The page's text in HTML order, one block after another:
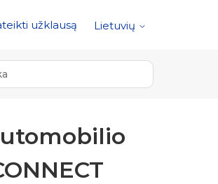
užklausą Lietuvių